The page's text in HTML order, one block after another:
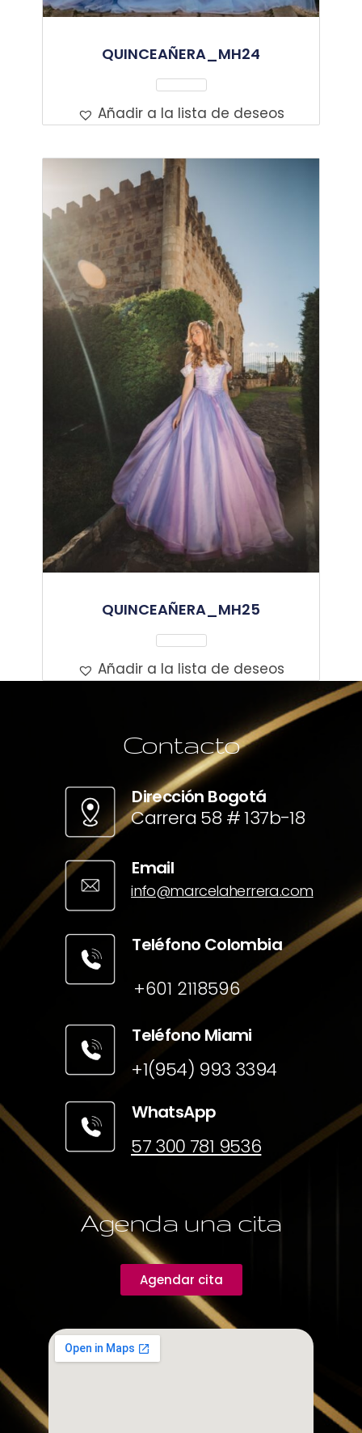
QUINCEAÑERA_MH24
Leer Más
Añadir a la lista de deseos
QUINCEAÑERA_MH25
Leer Más
Añadir a la lista de deseos
Contacto
Dirección Bogotá
Carrera 58 # 137b-18
Email
info@marcelaherrera.com
Teléfono Colombia
+601 2118596
Teléfono Miami
+1(954) 993 3394
WhatsApp
57 300 781 9536
Agenda una cita
Agendar cita